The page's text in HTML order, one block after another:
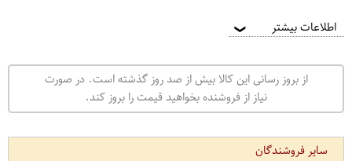
اطلاعات بیشتر ❯
از بروز رسانی این کالا بیش از صد روز گذشته است. در صورت
نیاز از فروشنده بخواهید قیمت را بروز کند.
سایر فروشندگان